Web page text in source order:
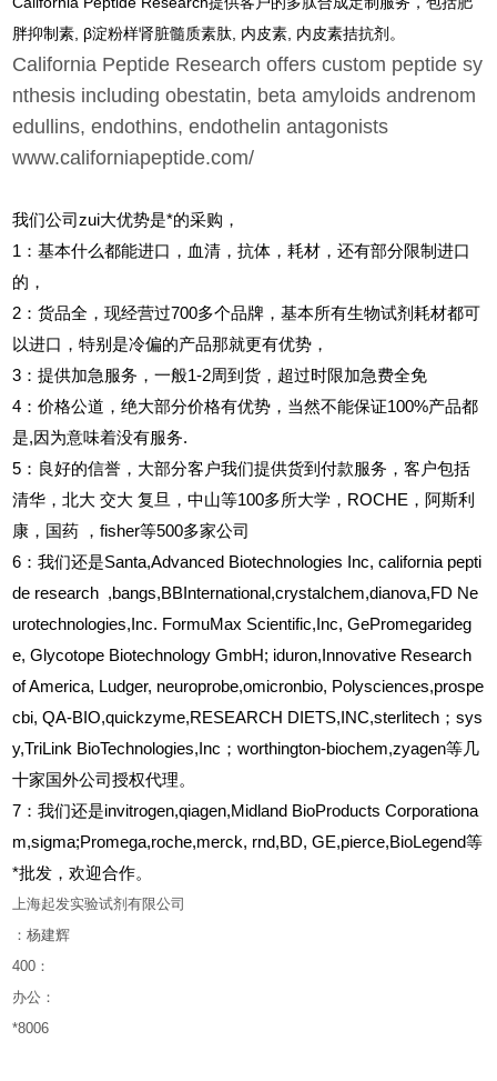
胖抑制素, β淀粉样肾脏髓质素肽, 内皮素, 内皮素拮抗剂。
California Peptide Research offers custom peptide sy
nthesis including obestatin, beta amyloids andrenom
edullins, endothins, endothelin antagonists
www.californiapeptide.com/
我们公司zui大优势是*的采购，
1 ：基本什么都能进口，血清，抗体，耗材，还有部分限制进口
的，
2 ：货品全，现经营过700多个品牌，基本所有生物试剂耗材都可
以进口，特别是冷偏的产品那就更有优势，
3 ：提供加急服务，一般1-2周到货，超过时限加急费全免
4 ：价格公道，绝大部分价格有优势，当然不能保证100%产品都
是,因为意味着没有服务.
5 ：良好的信誉，大部分客户我们提供货到付款服务，客户包括
清华，北大 交大 复旦，中山等100多所大学，ROCHE，阿斯利
康，国药
，fisher等500多家公司
6 ：我们还是Santa,Advanced Biotechnologies Inc, california pepti
de research ,bangs,BBInternational,crystalchem,dianova,FD Ne
urotechnologies,Inc. FormuMax Scientific,Inc, GePromegarideg
e, Glycotope Biotechnology GmbH; iduron,Innovative Research
of America, Ludger, neuroprobe,omicronbio, Polysciences,prospe
cbi, QA-BIO,quickzyme,RESEARCH DIETS,INC,sterlitech；sys
y,TriLink BioTechnologies,Inc；worthington-biochem,zyagen等几
十家国外公司授权代理。
7：我们还是invitrogen,qiagen,Midland BioProducts Corporationa
m,sigma;Promega,roche,merck, rnd,BD, GE,pierce,BioLegend等
*批发，欢迎合作。
上海起发实验试剂有限公司
：杨建辉
400 ：
办公：
*8006